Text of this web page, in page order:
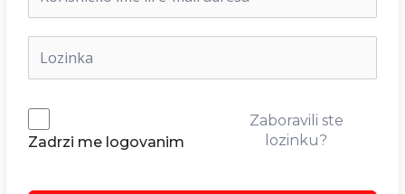
Zadrzi me logovanim
Zaboravili ste
lozinku?